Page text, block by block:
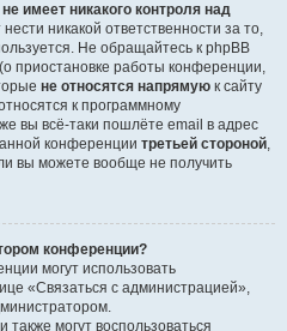
не имеет никакого контроля над
никакой ответственности за то,
Не обращайтесь к phpBB
приостановке работы конференции,
не относятся напрямую к сайту
к программному
вы всё-таки пошлёте email в адрес
конференции третьей стороной,
вы можете вообще не получить
конференции?
могут использовать
«Связаться с администрацией»,
могут воспользоваться